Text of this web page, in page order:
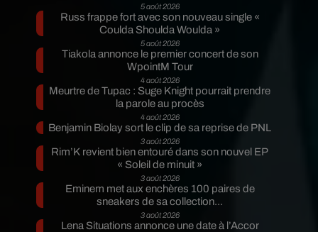
5 août 2026
Russ frappe fort avec son nouveau single «
Coulda Shoulda Woulda »
5 août 2026
Tiakola annonce le premier concert de son
WpointM Tour
4 août 2026
Meurtre de Tupac : Suge Knight pourrait prendre
la parole au procès
4 août 2026
Benjamin Biolay sort le clip de sa reprise de PNL
3 août 2026
Rim’K revient bien entouré dans son nouvel EP
« Soleil de minuit »
3 août 2026
Eminem met aux enchères 100 paires de
sneakers de sa collection...
3 août 2026
Lena Situations annonce une date à l’Accor